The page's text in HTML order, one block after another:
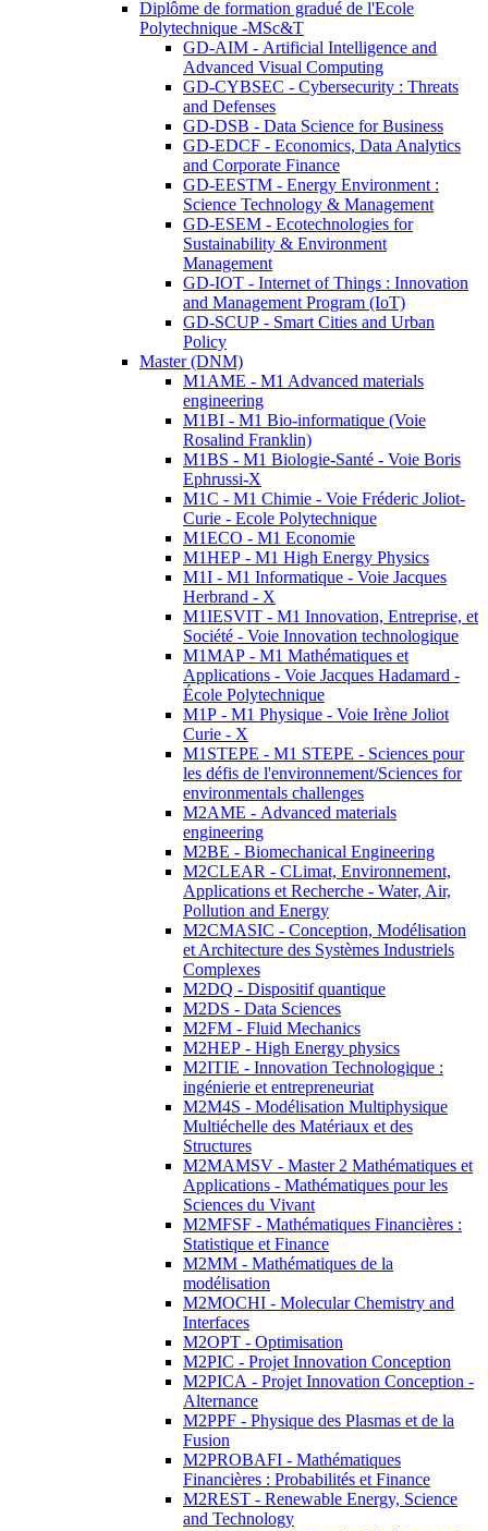
Diplôme de formation gradué de l'Ecole
Polytechnique -MSc&T
GD-AIM - Artificial Intelligence and
Advanced Visual Computing
GD-CYBSEC - Cybersecurity : Threats
and Defenses
GD-DSB - Data Science for Business
GD-EDCF - Economics, Data Analytics
and Corporate Finance
GD-EESTM - Energy Environment :
Science Technology & Management
GD-ESEM - Ecotechnologies for
Sustainability & Environment
Management
GD-IOT - Internet of Things : Innovation
and Management Program (IoT)
GD-SCUP - Smart Cities and Urban
Policy
Master (DNM)
M1AME - M1 Advanced materials
engineering
M1BI - M1 Bio-informatique (Voie
Rosalind Franklin)
M1BS - M1 Biologie-Santé - Voie Boris
Ephrussi-X
M1C - M1 Chimie - Voie Fréderic Joliot-
Curie - Ecole Polytechnique
M1ECO - M1 Economie
M1HEP - M1 High Energy Physics
M1I - M1 Informatique - Voie Jacques
Herbrand - X
M1IESVIT - M1 Innovation, Entreprise, et
Société - Voie Innovation technologique
M1MAP - M1 Mathématiques et
Applications - Voie Jacques Hadamard -
École Polytechnique
M1P - M1 Physique - Voie Irène Joliot
Curie - X
M1STEPE - M1 STEPE - Sciences pour
les défis de l'environnement/Sciences for
environmentals challenges
M2AME - Advanced materials
engineering
M2BE - Biomechanical Engineering
M2CLEAR - CLimat, Environnement,
Applications et Recherche - Water, Air,
Pollution and Energy
M2CMASIC - Conception, Modélisation
et Architecture des Systèmes Industriels
Complexes
M2DQ - Dispositif quantique
M2DS - Data Sciences
M2FM - Fluid Mechanics
M2HEP - High Energy physics
M2ITIE - Innovation Technologique :
ingénierie et entrepreneuriat
M2M4S - Modélisation Multiphysique
Multiéchelle des Matériaux et des
Structures
M2MAMSV - Master 2 Mathématiques et
Applications - Mathématiques pour les
Sciences du Vivant
M2MFSF - Mathématiques Financières :
Statistique et Finance
M2MM - Mathématiques de la
modélisation
M2MOCHI - Molecular Chemistry and
Interfaces
M2OPT - Optimisation
M2PIC - Projet Innovation Conception
M2PICA - Projet Innovation Conception -
Alternance
M2PPF - Physique des Plasmas et de la
Fusion
M2PROBAFI - Mathématiques
Financières : Probabilités et Finance
M2REST - Renewable Energy, Science
and Technology